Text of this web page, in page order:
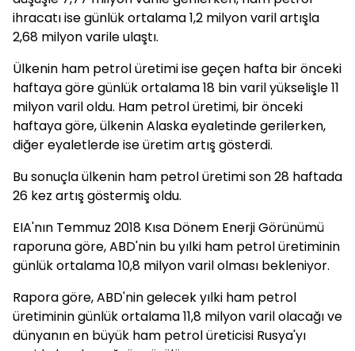
ihracatı ise günlük ortalama 1,2 milyon varil artışla
2,68 milyon varile ulaştı.
Ülkenin ham petrol üretimi ise geçen hafta bir önceki
haftaya göre günlük ortalama 18 bin varil yükselişle 11
milyon varil oldu. Ham petrol üretimi, bir önceki
haftaya göre, ülkenin Alaska eyaletinde gerilerken,
diğer eyaletlerde ise üretim artış gösterdi.
Bu sonuçla ülkenin ham petrol üretimi son 28 haftada
26 kez artış göstermiş oldu.
EIA'nın Temmuz 2018 Kısa Dönem Enerji Görünümü
raporuna göre, ABD'nin bu yılki ham petrol üretiminin
günlük ortalama 10,8 milyon varil olması bekleniyor.
Rapora göre, ABD'nin gelecek yılki ham petrol
üretiminin günlük ortalama 11,8 milyon varil olacağı ve
dünyanın en büyük ham petrol üreticisi Rusya'yı